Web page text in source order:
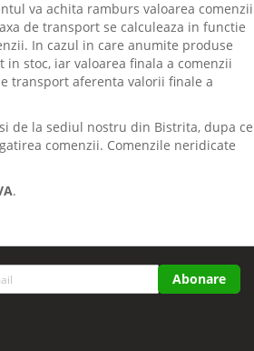
va achita ramburs valoarea comenzii
de transport se calculeaza in functie
In cazul in care anumite produse
stoc, iar valoarea finala a comenzii
transport aferenta valorii finale a
de la sediul nostru din Bistrita, dupa ce
comenzii. Comenzile neridicate
.
Abonare